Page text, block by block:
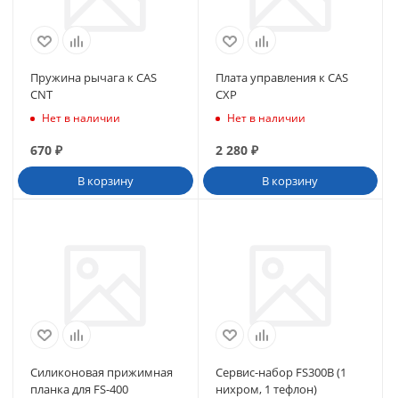
Пружина рычага к CAS
CNT
Нет в наличии
670 ₽
В корзину
Плата управления к CAS
CXP
Нет в наличии
2 280₽
В корзину
Силиконовая прижимная
планка для FS-400
Сервис-набор FS300B (1
нихром, 1 тефлон)